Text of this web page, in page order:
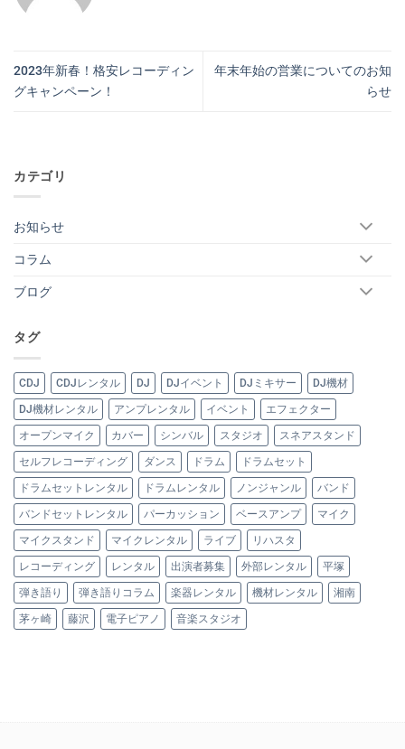
2023年新春！格安レコーディン
グキャンペーン！
年末年始の営業についてのお知
らせ
カテゴリ
お知らせ
コラム
ブログ
タグ
CDJ CDJレンタル DJ DJイベント DJミキサー DJ機材
DJ機材レンタル アンプレンタル イベント エフェクター
オープンマイク カバー シンバル スタジオ スネアスタンド
セルフレコーディング ダンス ドラム ドラムセット
ドラムセットレンタル ドラムレンタル ノンジャンル バンド
バンドセットレンタル パーカッション ベースアンプ マイク
マイクスタンド マイクレンタル ライブ リハスタ
レコーディング レンタル 出演者募集 外部レンタル 平塚
弾き語り 弾き語りコラム 楽器レンタル 機材レンタル 湘南
茅ヶ崎 藤沢 電子ピアノ 音楽スタジオ